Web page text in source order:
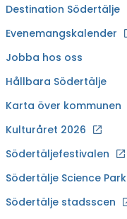
Destination Södertälje
Ö
p
n
a
y
t
f
ö
Evenemangskalender
Jobba hos oss
Ö
p
n
a
y
t
Hållbara Södertälje
Karta över kommunen
Kulturåret 2026
Södertäljefestivalen
Södertälje Science Park
Ö
p
Södertälje stadsscen